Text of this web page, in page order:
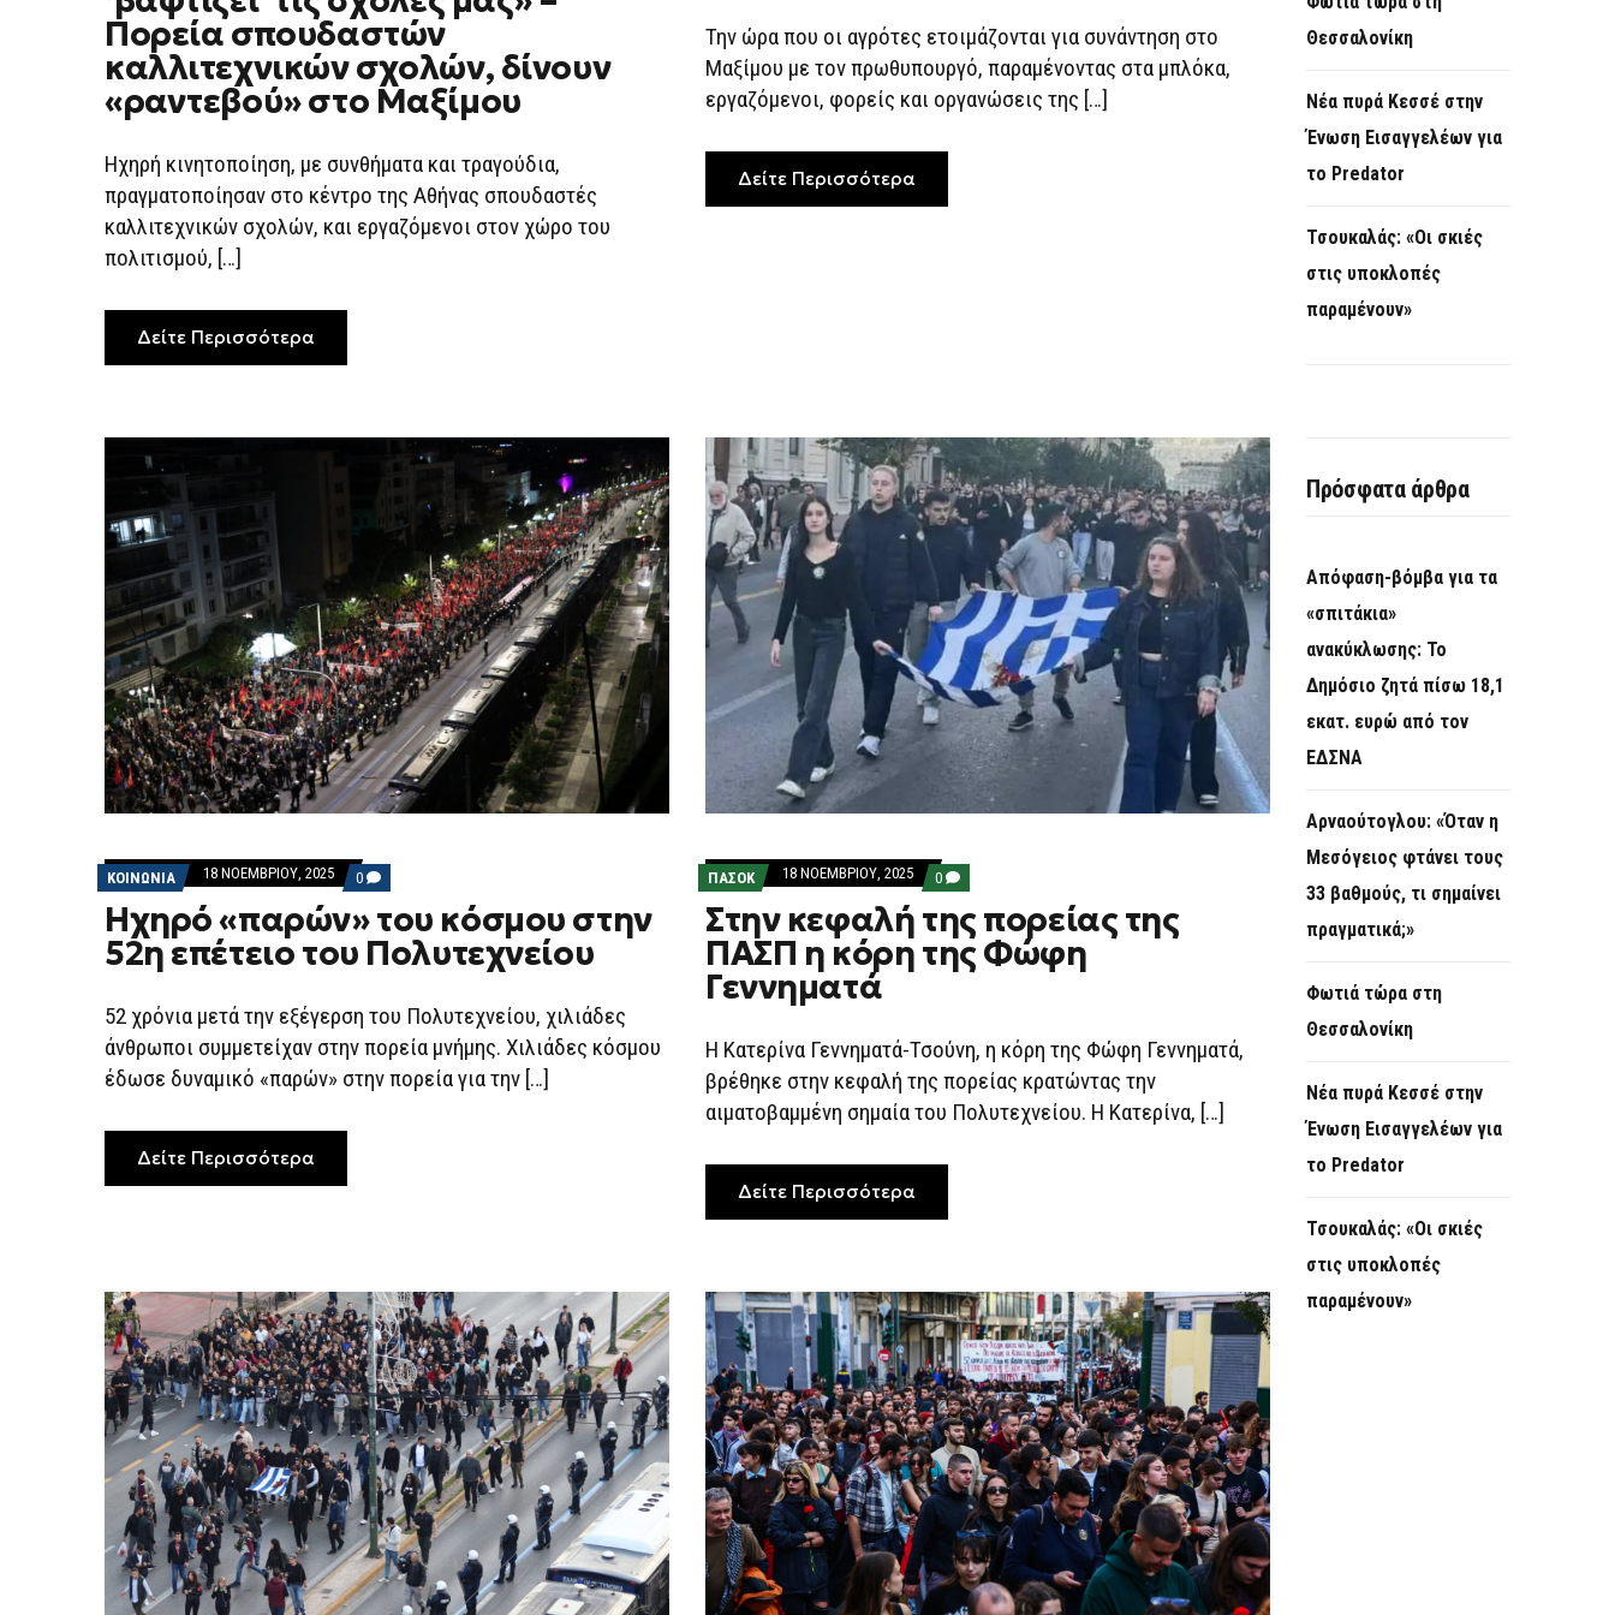
ΠΟΥ
‘ΒΑΦΤΊΖΕΙ’
ΤΙΣ
ΣΧΟΛΈΣ
ΜΑΣ»
–
ΚΑΛΛΙΤΕΧΝΙΚΏΝ
ΣΧΟΛΏΝ,
ΔΊΝΟΥΝ
«ΡΑΝΤΕΒΟΎ»
ΣΤΟ
Πορεία σπουδαστών
καλλιτεχνικών σχολών, δίνουν
«ραντεβού» στο Μαξίμου
Ηχηρή κινητοποίηση, με συνθήματα και τραγούδια,
πραγματοποίησαν στο κέντρο της Αθήνας σπουδαστές
καλλιτεχνικών σχολών, και εργαζόμενοι στον χώρο του
πολιτισμού, […]
Δείτε Περισσότερα
ΣΤΗΝ
ΑΘΉΝΑ
Την ώρα που οι αγρότες ετοιμάζονται για συνάντηση στο
Μαξίμου με τον πρωθυπουργό, παραμένοντας στα μπλόκα,
εργαζόμενοι, φορείς και οργανώσεις της […]
Δείτε Περισσότερα
ΚΟΙΝΩΝΙΑ 18 ΝΟΕΜΒΡΊΟΥ, 2025 0 COMMENTS
ON
ΗΧΗΡΌ
«ΠΑΡΏΝ»
ΤΟΥ
ΚΌΣΜΟΥ
ΕΠΈΤΕΙΟ
ΤΟΥ
ΠΟΛΥΤΕΧΝΕΊΟΥ
Ηχηρό «παρών» του κόσμου στην
52η επέτειο του Πολυτεχνείου
52 χρόνια μετά την εξέγερση του Πολυτεχνείου, χιλιάδες
άνθρωποι συμμετείχαν στην πορεία μνήμης. Χιλιάδες κόσμου
έδωσε δυναμικό «παρών» στην πορεία για την […]
Δείτε Περισσότερα
ΠΑΣΟΚ 18 ΝΟΕΜΒΡΊΟΥ, 2025 0 COMMENTS
ON
ΣΤΗΝ
ΚΕΦΑΛΉ
ΤΗΣ
ΠΟΡΕΊΑΣ
ΚΌΡΗ
ΤΗΣ
ΦΏΦΗ
ΓΕΝΝΗΜΑΤΆ
Στην κεφαλή της πορείας της
ΠΑΣΠ η κόρη της Φώφη
Γεννηματά
Η Κατερίνα Γεννηματά-Τσούνη, η κόρη της Φώφη Γεννηματά,
βρέθηκε στην κεφαλή της πορείας κρατώντας την
αιματοβαμμένη σημαία του Πολυτεχνείου. Η Κατερίνα, […]
Δείτε Περισσότερα
Θεσσαλονίκη
Νέα πυρά Κεσσέ στην
Ένωση Εισαγγελέων για
το Predator
Τσουκαλάς: «Οι σκιές
στις υποκλοπές
παραμένουν»
Πρόσφατα άρθρα
Απόφαση-βόμβα για τα
«σπιτάκια»
ανακύκλωσης: Το
Δημόσιο ζητά πίσω 18,1
εκατ. ευρώ από τον
ΕΔΣΝΑ
Αρναούτογλου: «Όταν η
Μεσόγειος φτάνει τους
33 βαθμούς, τι σημαίνει
πραγματικά;»
Φωτιά τώρα στη
Θεσσαλονίκη
Νέα πυρά Κεσσέ στην
Ένωση Εισαγγελέων για
το Predator
Τσουκαλάς: «Οι σκιές
στις υποκλοπές
παραμένουν»